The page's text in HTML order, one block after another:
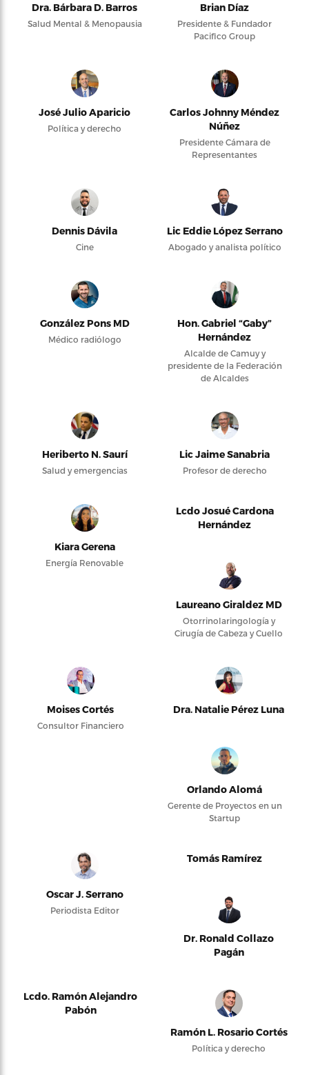
Dra. Bárbara D. Barros
Salud Mental & Menopausia
Brian Díaz
Presidente & Fundador
Pacifico Group
José Julio Aparicio
Política y derecho
Carlos Johnny Méndez
Núñez
Presidente Cámara de
Representantes
Dennis Dávila
Cine
Lic Eddie López Serrano
Abogado y analista político
González Pons MD
Médico radiólogo
Hon. Gabriel “Gaby”
Hernández
Alcalde de Camuy y
presidente de la Federación
de Alcaldes
Heriberto N. Saurí
Salud y emergencias
Lic Jaime Sanabria
Profesor de derecho
Kiara Gerena
Energía Renovable
Lcdo Josué Cardona
Hernández
Laureano Giraldez MD
Otorrinolaringología y
Cirugía de Cabeza y Cuello
Moises Cortés
Consultor Financiero
Dra. Natalie Pérez Luna
Orlando Alomá
Gerente de Proyectos en un
Startup
Oscar J. Serrano
Periodista Editor
Tomás Ramírez
Dr. Ronald Collazo
Pagán
Lcdo. Ramón Alejandro
Pabón
Ramón L. Rosario Cortés
Política y derecho